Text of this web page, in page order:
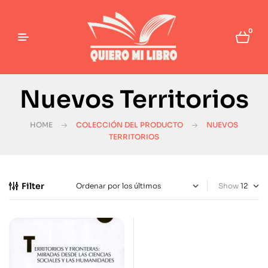
0
Nuevos Territorios
HOME COLECCIÓN DEL PRODUCTO
NUEVOS
TERRITORIOS
Filter Show